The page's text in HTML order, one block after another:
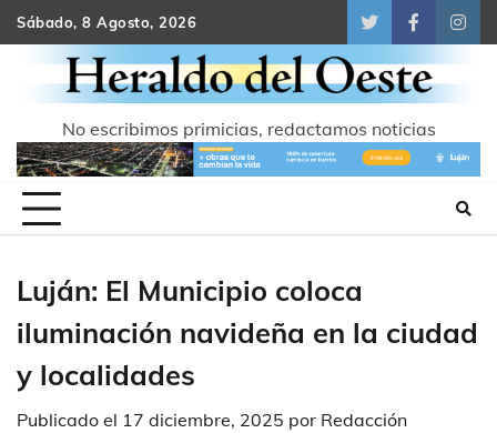
Skip
to
content
Sábado, 8 Agosto, 2026
TwitterFacebook
No escribimos primicias, redactamos noticias
Luján: El Municipio coloca
iluminación navideña en la ciudad
y localidades
Publicado el 17 diciembre, 2025 por Redacción